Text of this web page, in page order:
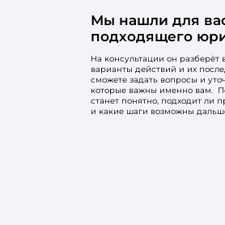
Мы нашли для
подходящего
На консультации он разберёт
варианты действий и их
сможете задать вопросы и
которые важны именно вам.
станет понятно, подходит ли
и какие шаги возможны